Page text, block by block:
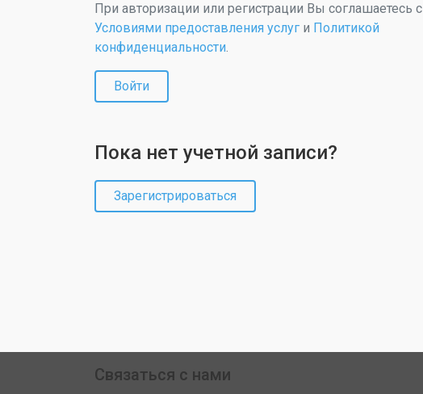
При авторизации или регистрации Вы соглашаетесь с
Условиями предоставления услуг и Политикой
конфиденциальности.
Войти
Пока нет учетной записи?
Зарегистрироваться
Связаться с нами